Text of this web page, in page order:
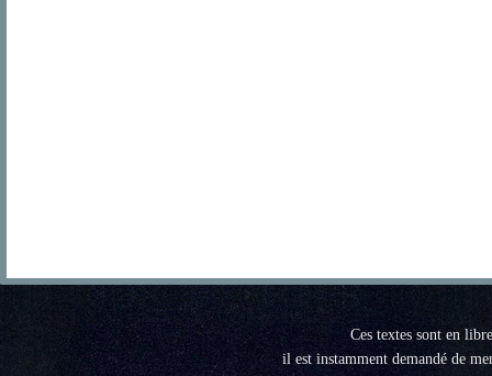
Ces textes sont en
il est instamment demandé de